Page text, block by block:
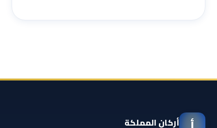
أركان المملكة